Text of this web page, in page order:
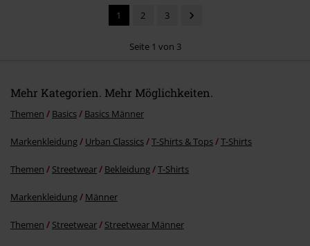
Kommentar jetzt abschicken!
1 2 3
Seite 1 von 3
Mehr Kategorien. Mehr Möglichkeiten.
Themen Basics Basics Männer
Markenkleidung Urban Classics T-Shirts & Tops T-Shirts
Themen Streetwear Bekleidung T-Shirts
Markenkleidung Männer
Themen Streetwear Streetwear Männer